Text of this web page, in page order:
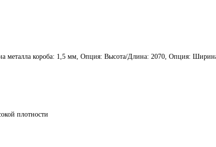
металла короба: 1,5 мм, Опция: Высота/Длина: 2070, Опция:
плотности